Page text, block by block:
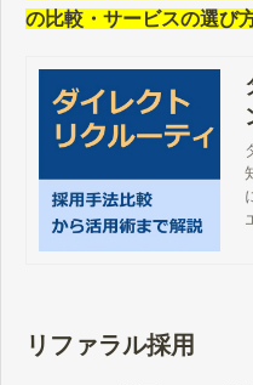
の比較・サービスの選び
リファラル採用